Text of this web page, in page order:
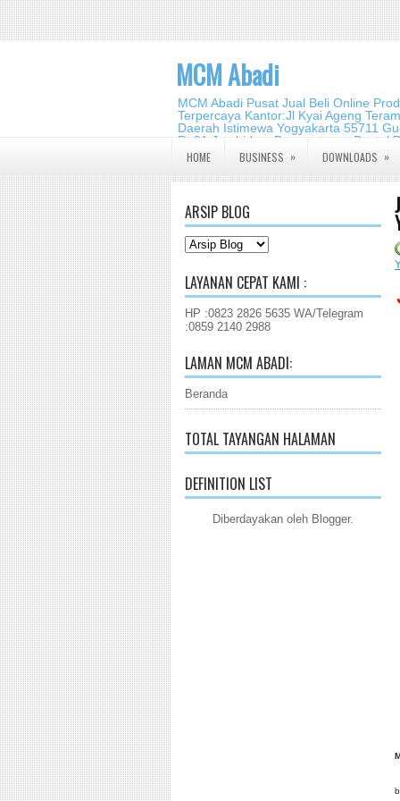
MCM Abadi
MCM Abadi Pusat Jual Beli Online
Terpercaya Kantor:Jl Kyai Ageng
Daerah Istimewa Yogyakarta 55711
Rt.01,Jambidan,
2140 2988
HOME BUSINESS » DOWNLOADS »
ARSIP BLOG
LAYANAN CEPAT KAMI :
HP :0823 2826 5635 WA/Telegram
:0859 2140 2988
LAMAN MCM ABADI:
Beranda
TOTAL TAYANGAN HALAMAN
DEFINITION LIST
Diberdayakan oleh Blogger.